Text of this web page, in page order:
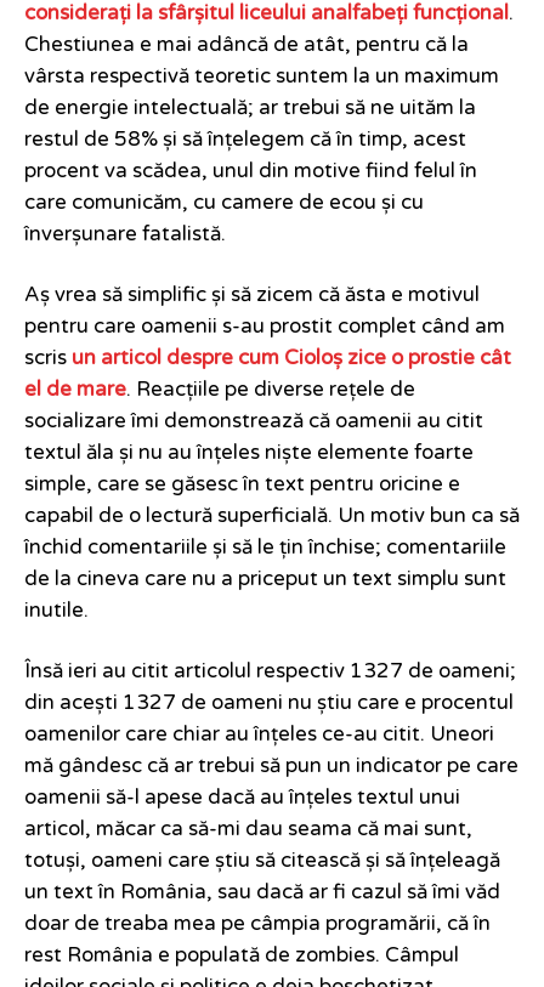
considerați la sfârșitul liceului analfabeți funcțional.
Chestiunea e mai adâncă de atât, pentru că la
vârsta respectivă teoretic suntem la un maximum
de energie intelectuală; ar trebui să ne uităm la
restul de 58% și să înțelegem că în timp, acest
procent va scădea, unul din motive fiind felul în
care comunicăm, cu camere de ecou și cu
înverșunare fatalistă.
Aș vrea să simplific și să zicem că ăsta e motivul
pentru care oamenii s-au prostit complet când am
scris un articol despre cum Cioloș zice o prostie cât
el de mare. Reacțiile pe diverse rețele de
socializare îmi demonstrează că oamenii au citit
textul ăla și nu au înțeles niște elemente foarte
simple, care se găsesc în text pentru oricine e
capabil de o lectură superficială. Un motiv bun ca să
închid comentariile și să le țin închise; comentariile
de la cineva care nu a priceput un text simplu sunt
inutile.
Însă ieri au citit articolul respectiv 1327 de oameni;
din acești 1327 de oameni nu știu care e procentul
oamenilor care chiar au înțeles ce-au citit. Uneori
mă gândesc că ar trebui să pun un indicator pe care
oamenii să-l apese dacă au înțeles textul unui
articol, măcar ca să-mi dau seama că mai sunt,
totuși, oameni care știu să citească și să înțeleagă
un text în România, sau dacă ar fi cazul să îmi văd
doar de treaba mea pe câmpia programării, că în
rest România e populată de zombies. Câmpul